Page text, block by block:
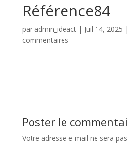
Référence84
par admin_ideact| Juil 14, 2025 |
commentaires
Poster le
Votre adresse e-mail ne sera pas